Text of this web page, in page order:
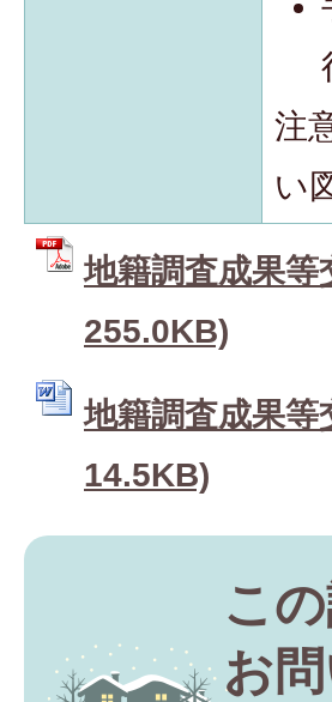
注
い
地籍調査成果
255.0KB)
地籍調査成果
14.5KB)
こ
お